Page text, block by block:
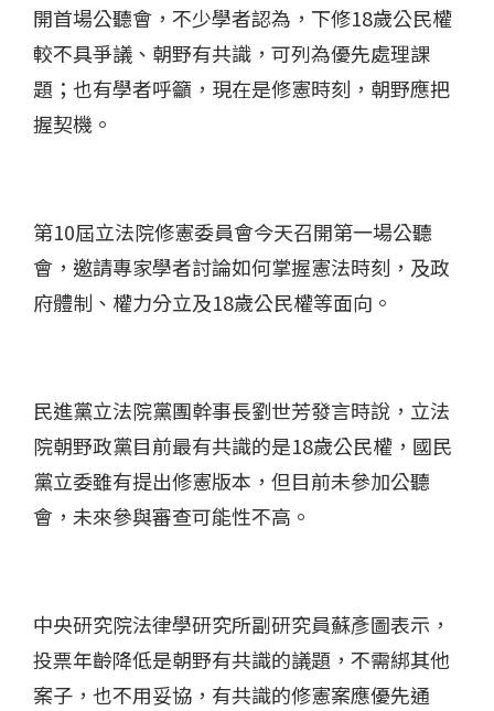
開首場公聽會，不少學者認為，下修18歲公民權
較不具爭議、朝野有共識，可列為優先處理課
題；也有學者呼籲，現在是修憲時刻，朝野應把
握契機。
第10屆立法院修憲委員會今天召開第一場公聽
會，邀請專家學者討論如何掌握憲法時刻，及政
府體制、權力分立及18歲公民權等面向。
民進黨立法院黨團幹事長劉世芳發言時說，立法
院朝野政黨目前最有共識的是18歲公民權，國民
黨立委雖有提出修憲版本，但目前未參加公聽
會，未來參與審查可能性不高。
中央研究院法律學研究所副研究員蘇彥圖表示，
投票年齡降低是朝野有共識的議題，不需綁其他
案子，也不用妥協，有共識的修憲案應優先通